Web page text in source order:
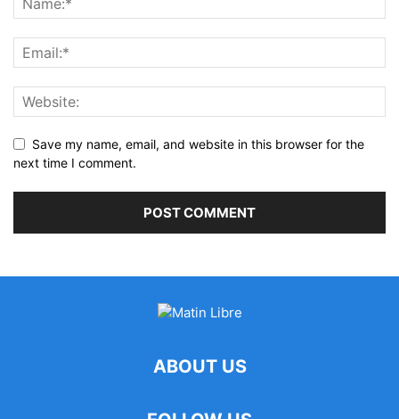
Save my name, email, and website in this browser for the
next time I comment.
ABOUT US